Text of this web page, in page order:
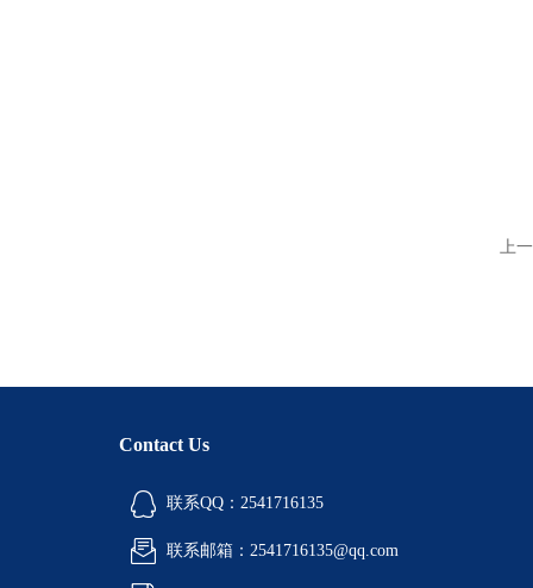
上
Contact Us
联系QQ：2541716135
联系邮箱：2541716135@qq.com